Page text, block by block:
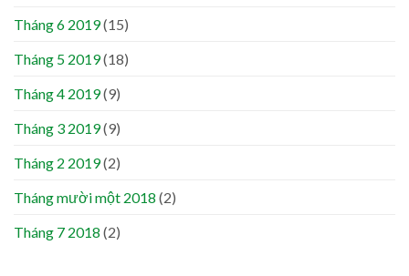
Tháng 6 2019(15)
Tháng 5 2019(18)
Tháng 4 2019(9)
Tháng 3 2019(9)
Tháng 2 2019(2)
Tháng mười một 2018 (2)
Tháng 7 2018 (2)